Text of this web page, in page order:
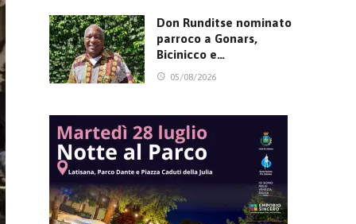
Don Runditse nominato
parroco a Gonars,
Bicinicco e…
05/08/2026